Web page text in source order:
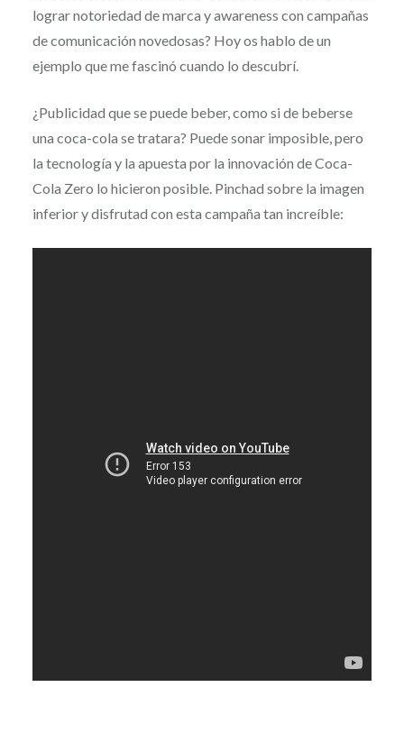
lograr notoriedad de marca y awareness con campañas
de comunicación novedosas? Hoy os hablo de un
ejemplo que me fascinó cuando lo descubrí.
¿Publicidad que se puede beber, como si de beberse
una coca-cola se tratara? Puede sonar imposible, pero
la tecnología y la apuesta por la innovación de Coca-
Cola Zero lo hicieron posible. Pinchad sobre la imagen
inferior y disfrutad con esta campaña tan increíble: